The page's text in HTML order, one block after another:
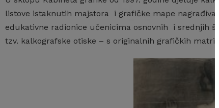
listove istaknutih majstora i grafičke mape
edukativne radionice učenicima osnovnih i srednjih
tzv. kalkografske otiske – s originalnih grafičkih